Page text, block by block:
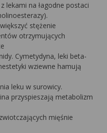
lekami na łagodne postaci
stężenie
otrzymujących
Cymetydyna, leki beta-
wziewne hamują
leku w surowicy.
przyspieszają metabolizm
mięśnie